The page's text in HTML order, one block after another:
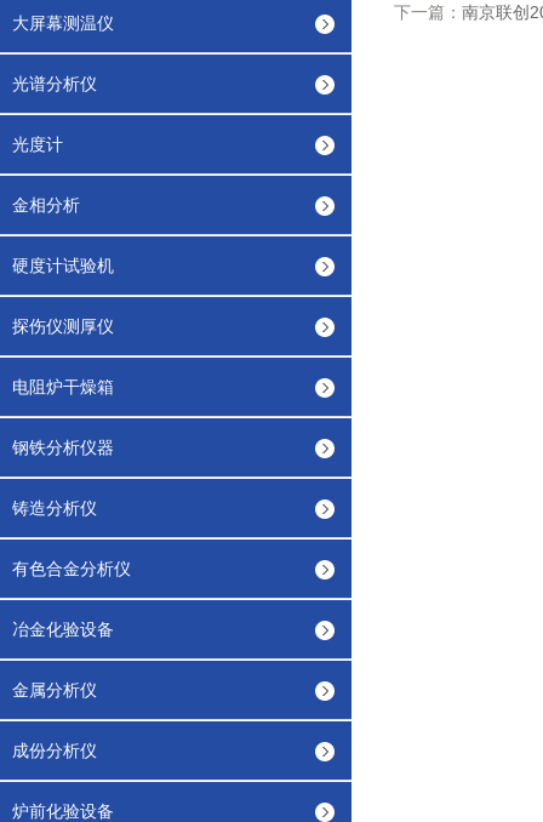
大屏幕测温仪
光谱分析仪
光度计
金相分析
硬度计试验机
探伤仪测厚仪
电阻炉干燥箱
钢铁分析仪器
铸造分析仪
有色合金分析仪
冶金化验设备
金属分析仪
成份分析仪
炉前化验设备
下一篇： 南京联创